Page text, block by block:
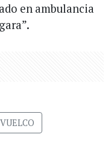
en ambulancia
VUELCO